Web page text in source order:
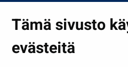
Tämä sivusto
evästeitä
Kasvatus ja opetus
Kulttuuri ja liikunta